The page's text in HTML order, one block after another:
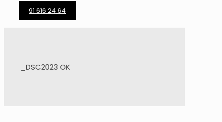
91 616 24 64
_DSC2023 OK